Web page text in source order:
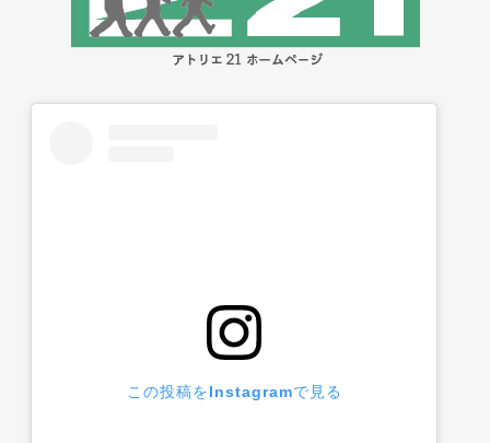
この投稿をInstagramで見る